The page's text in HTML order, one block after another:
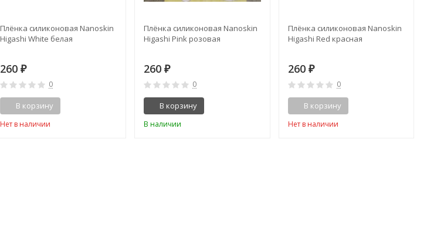
Плёнка силиконовая Nanoskin
Higashi White белая
260 ₽
0
В корзину
Нет в наличии
Плёнка силиконовая Nanoskin
Higashi Pink розовая
260₽
0
В корзину
В наличии
Плёнка силиконовая Nanoskin
Higashi Red красная
260 ₽
0
В корзину
Нет в наличии